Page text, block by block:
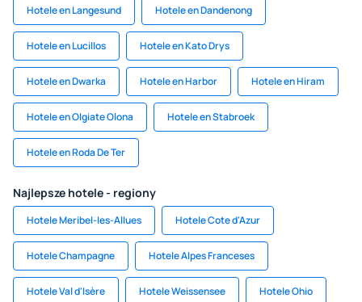
Hotele en Langesund Hotele en Dandenong
Hotele en Lucillos Hotele en Kato Drys
Hotele en Dwarka Hotele en Harbor Hotele en Hiram
Hotele en Olgiate Olona Hotele en Stabroek
Hotele en Roda De Ter
Najlepsze hotele - regiony
Hotele Meribel-les-Allues Hotele Cote d'Azur
Hotele Champagne Hotele Alpes Franceses
Hotele Val d'Isère Hotele Weissensee Hotele Ohio